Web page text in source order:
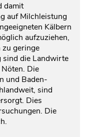
damit
auf Milchleistung
Kälbern
aufzuziehen,
geringe
die Landwirte
Die
und Baden-
sind
Dies
Die